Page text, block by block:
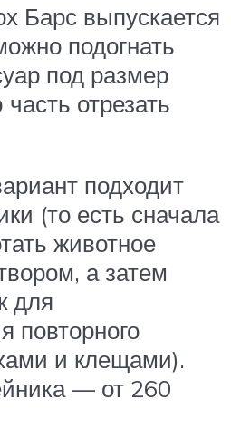
Барс выпускается
подогнать
под размер
отрезать
подходит
(то есть сначала
животное
а затем
для
повторного
и клещами).
— от 260